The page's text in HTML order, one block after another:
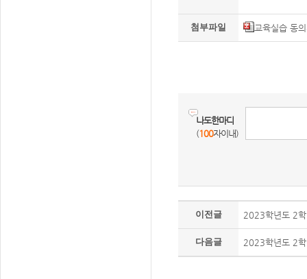
첨부파일 교육실습 동
나도한마디
(100자이내)
이전글 2023학년도 2
다음글 2023학년도 2